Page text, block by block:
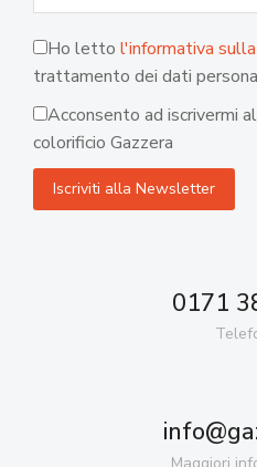
Ho letto l'informativa
trattamento dei dati
Acconsento ad iscrivermi
colorificio Gazzera
0171